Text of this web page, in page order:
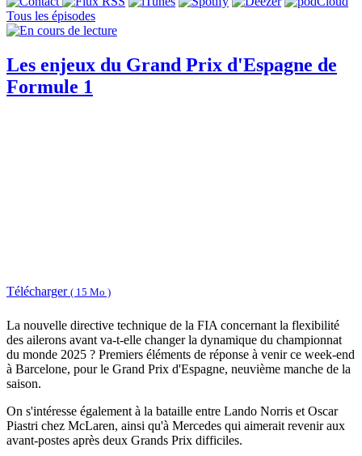
Tous les épisodes
Les enjeux du Grand Prix d'Espagne de
Formule 1
Télécharger ( 15 Mo )
La nouvelle directive technique de la FIA concernant la flexibilité
des ailerons avant va-t-elle changer la dynamique du championnat
du monde 2025 ? Premiers éléments de réponse à venir ce week-end
à Barcelone, pour le Grand Prix d'Espagne, neuvième manche de la
saison.
On s'intéresse également à la bataille entre Lando Norris et Oscar
Piastri chez McLaren, ainsi qu'à Mercedes qui aimerait revenir aux
avant-postes après deux Grands Prix difficiles.